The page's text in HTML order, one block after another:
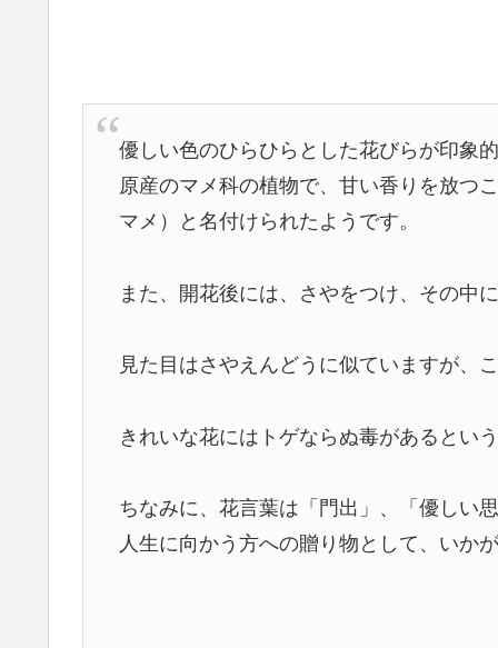
優しい色のひらひらとした花びらが印象
原産のマメ科の植物で、甘い香りを放つ
マメ）と名付けられたようです。
また、開花後には、さやをつけ、その中
見た目はさやえんどうに似ていますが、
きれいな花にはトゲならぬ毒があるとい
ちなみに、花言葉は「門出」、「優しい
人生に向かう方への贈り物として、いか